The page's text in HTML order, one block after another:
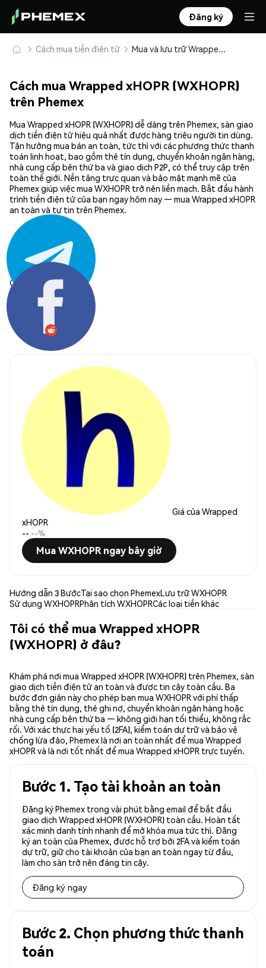
Đăng ký
Cách mua tiền điện tử Mua và lưu trữ Wrapped xHOPR (WXHOPR) an toàn
Cách mua Wrapped xHOPR (WXHOPR)
trên Phemex
Mua Wrapped xHOPR (WXHOPR) dễ dàng trên Phemex, sàn giao
dịch tiền điện tử hiệu quả nhất được hàng triệu người tin dùng.
Tận hưởng mua bán an toàn, tức thì với các phương thức thanh
toán linh hoạt, bao gồm thẻ tín dụng, chuyển khoản ngân hàng,
nhà cung cấp bên thứ ba và giao dịch P2P, có thể truy cập trên
toàn thế giới. Nền tảng trực quan và bảo mật mạnh mẽ của
Phemex giúp việc mua WXHOPR trở nên liền mạch. Bắt đầu hành
trình tiền điện tử của bạn ngay hôm nay — mua Wrapped xHOPR
an toàn và tự tin trên Phemex.
Chia sẻ:
Giá của Wrapped
xHOPR
-- --%
Mua WXHOPR ngay bây giờ
Hướng dẫn 3 BướcTại sao chọn PhemexLưu trữ WXHOPR
Sử dụng WXHOPRPhân tích WXHOPRCác loại tiền khác
Tôi có thể mua Wrapped xHOPR
(WXHOPR) ở đâu?
Khám phá nơi mua Wrapped xHOPR (WXHOPR) trên Phemex, sàn
giao dịch tiền điện tử an toàn và được tin cậy toàn cầu. Ba
bước đơn giản này cho phép bạn mua WXHOPR với phí thấp
bằng thẻ tín dụng, thẻ ghi nợ, chuyển khoản ngân hàng hoặc
nhà cung cấp bên thứ ba — không giới hạn tối thiểu, không rắc
rối. Với xác thực hai yếu tố (2FA), kiểm toán dự trữ và bảo vệ
chống lừa đảo, Phemex là nơi an toàn nhất để mua Wrapped
xHOPR và là nơi tốt nhất để mua Wrapped xHOPR trực tuyến.
Bước 1. Tạo tài khoản an toàn
Đăng ký Phemex trong vài phút bằng email để bắt đầu
giao dịch Wrapped xHOPR (WXHOPR) toàn cầu. Hoàn tất
xác minh danh tính nhanh để mở khóa mua tức thì. Đăng
ký an toàn của Phemex, được hỗ trợ bởi 2FA và kiểm toán
dự trữ, giữ cho tài khoản của bạn an toàn ngay từ đầu,
làm cho sàn trở nên đáng tin cậy.
Đăng ký ngay
Bước 2. Chọn phương thức thanh
toán